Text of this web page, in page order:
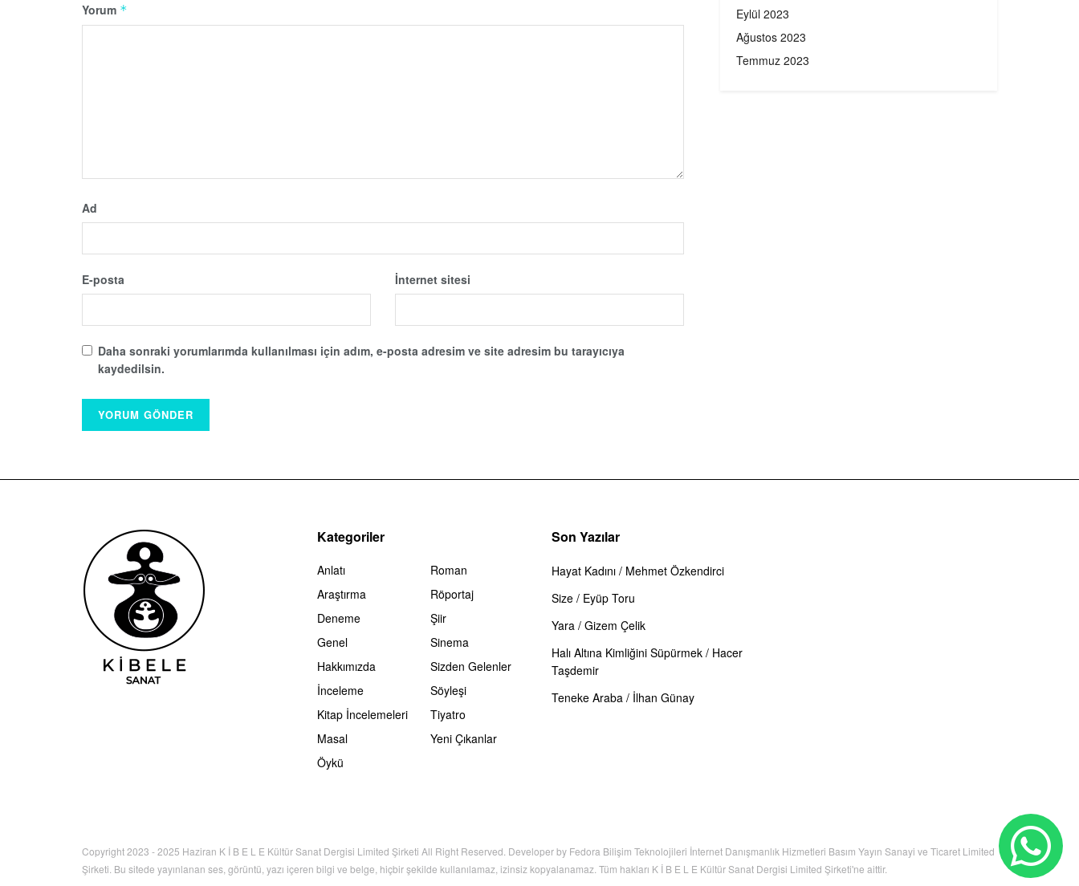
Yorum *
Ad
E-posta İnternet sitesi
Daha sonraki yorumlarımda kullanılması için adım, e-posta adresim ve site adresim bu tarayıcıya
kaydedilsin.
Eylül 2023
Ağustos 2023
Temmuz 2023
Kategoriler
Anlatı
Araştırma
Deneme
Genel
Hakkımızda
İnceleme
Kitap İncelemeleri
Masal
Öykü
Roman
Röportaj
Şiir
Sinema
Sizden Gelenler
Söyleşi
Tiyatro
Yeni Çıkanlar
Son Yazılar
Hayat Kadını / Mehmet Özkendirci
Size / Eyüp Toru
Yara / Gizem Çelik
Halı Altına Kimliğini Süpürmek / Hacer
Taşdemir
Teneke Araba / İlhan Günay
Copyright 2023 - 2025 Haziran K İ B E L E Kültür Sanat Dergisi Limited Şirketi All Right Reserved. Developer by Fedora Bilişim Teknolojileri İnternet Danışmanlık Hizmetleri Basım Yayın Sanayi ve Ticaret Limited
Şirketi. Bu sitede yayınlanan ses, görüntü, yazı içeren bilgi ve belge, hiçbir şekilde kullanılamaz, izinsiz kopyalanamaz. Tüm hakları K İ B E L E Kültür Sanat Dergisi Limited Şirketi'ne aittir.